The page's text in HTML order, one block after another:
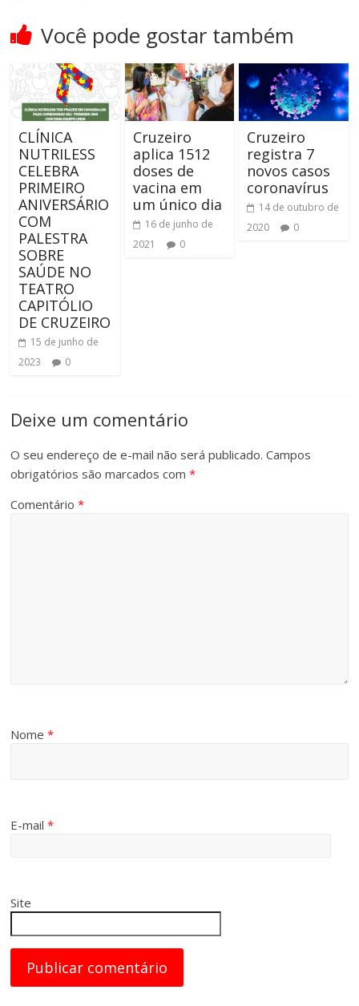
Você pode gostar também
CLÍNICA
NUTRILESS
CELEBRA
PRIMEIRO
ANIVERSÁRIO
COM
PALESTRA
SOBRE
SAÚDE NO
TEATRO
CAPITÓLIO
DE CRUZEIRO
15 de junho de
2023
0
Cruzeiro
aplica 1512
doses de
vacina em
um único dia
16 de junho de
2021
0
Cruzeiro
registra 7
novos casos
coronavírus
14 de outubro de
2020
0
Deixe um comentário
O seu endereço de e-mail não será publicado. Campos
obrigatórios são marcados com*
Comentário*
Nome*
E-mail*
Site